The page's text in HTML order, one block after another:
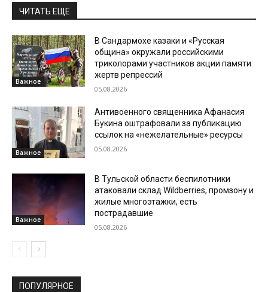
ЧИТАТЬ ЕЩЕ
Важное
В Сандармохе казаки и «Русская
община» окружали российскими
триколорами участников акции памяти
жертв репрессий
05.08.2026
Важное
Антивоенного священника Афанасия
Букина оштрафовали за публикацию
ссылок на «нежелательные» ресурсы
05.08.2026
Важное
В Тульской области беспилотники
атаковали склад Wildberries, промзону и
жилые многоэтажки, есть
пострадавшие
05.08.2026
ПОПУЛЯРНОЕ